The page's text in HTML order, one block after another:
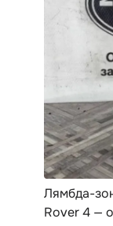
Лямбда-
Rover 4 —